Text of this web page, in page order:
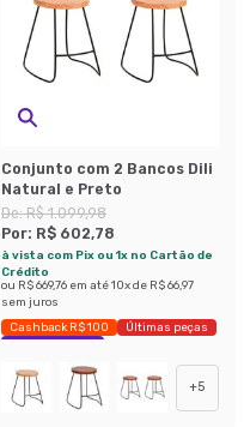
Conjunto com 2 Bancos Dili
Natural e Preto
De:R$ 1.099,98
Por: R$ 602,78
à vista com Pix ou 1x no Cartão de
Crédito
ou R$ 669,76 em até10x de R$ 66,97
sem juros
Cashback R$ 100
Últimas peças
Economize 45%
+5